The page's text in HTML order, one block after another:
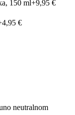
150 ml+9,95 €
€
neutralnom